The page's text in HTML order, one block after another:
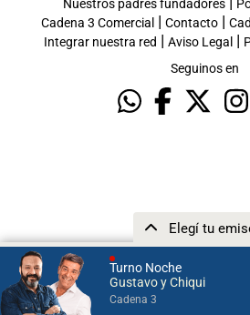
Turno Noche
Gustavo y Chiqui
Cadena 3
Elegí tu
Nuestros padres fundadores
Cadena 3 Comercial | Contacto|
Integrar nuestra red | Aviso Legal |
Seguinos en